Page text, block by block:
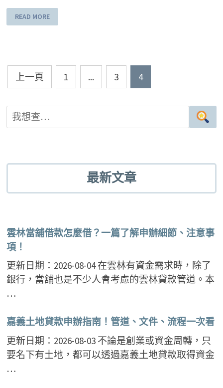
READ MORE
章
覽
上一頁 1 ... 3 4
最新文章
雲林當舖借款怎麼借？一篇了解申辦細節、注意事
項！
更新日期：2026-08-04 在雲林有資金需求時，除了
銀行，當舖也是不少人會考慮的雲林貸款管道。本
…
嘉義土地貸款申辦指南！管道、文件、流程一次看
更新日期：2026-08-03 不論是創業或資金周轉，只
要名下有土地，都可以透過嘉義土地貸款取得資金
…